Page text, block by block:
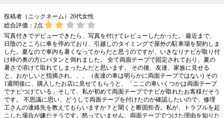
投稿者（ニックネーム）20代女性
総合評価： 2点
写真付きでデビューできたら、写真を付けてレビューしたかった。 最近まで、
日陰のところに車を停めており、引越しのタイミングで屋外の駐車場を契約しま
した。夏なので車内も暑くなってからだと思うのですが、いきなりナビが取り付
け枠の奥の方にバタンと倒れました。 全て両面テープで固定されており、夏の
暑さで溶けて取れてしまったんだと思います。 その後、友達、家族に見せる
と、おかしいと指摘され、、、（友達の車は明らかに両面テープではない) その
1週間後に、購入したお店に見せてもらうと、「ここの車いくつかは両面テープ
でナビつけている」そして、私が初めて両面テープでナビが取れたお客様だそう
です。 不思議に思い、どうして両面テープを付けたのか確認したいので、修理
工さんの連絡先を教えてもらいますか？と聞くと断固拒否。私が、トラブルを起
こした場合が嫌だそうです。怒っていません、両面テープでつけた理由を知りた